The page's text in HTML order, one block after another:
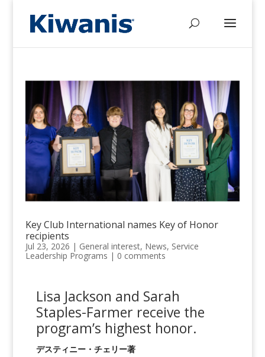
Key Club International names Key of Honor
recipients
Jul 23, 2026 | General interest, News, Service
Leadership Programs | 0 comments
Lisa Jackson and Sarah
Staples-Farmer receive the
program’s highest honor.
デスティニー・チェリー著